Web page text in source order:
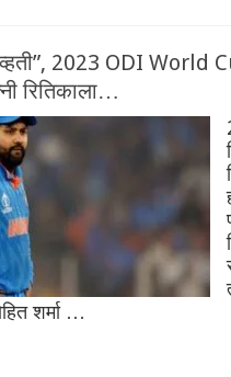
2023 ODI World
रितिकाला…
शर्मा …